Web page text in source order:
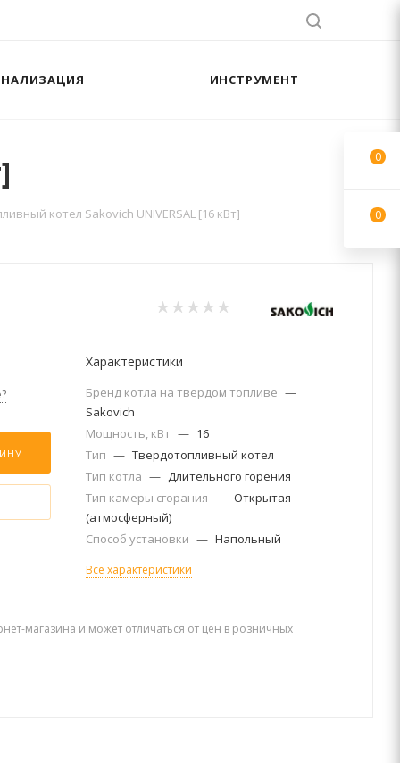
ИНСТРУМЕНТ
котел Sakovich UNIVERSAL [16 кВт]
Характеристики
Бренд котла на твердом топливе —
Sakovich
Мощность, кВт — 16
Тип — Твердотопливный котел
Тип котла — Длительного горения
Тип камеры сгорания — Открытая
(атмосферный)
Способ установки — Напольный
Все характеристики
магазина и может отличаться от цен в розничных
0
0